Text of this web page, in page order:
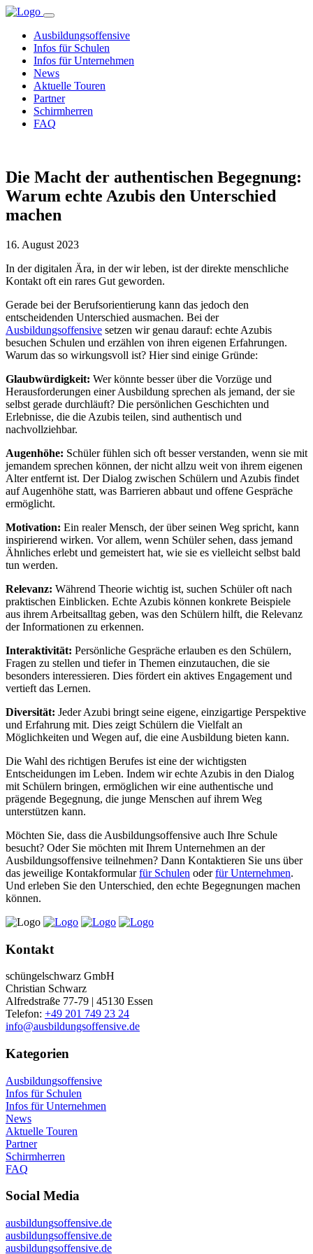
Ausbildungsoffensive
Infos für Schulen
Infos für Unternehmen
News
Aktuelle Touren
Partner
Schirmherren
FAQ
Die Macht der authentischen Begegnung:
Warum echte Azubis den Unterschied
machen
16. August 2023
In der digitalen Ära, in der wir leben, ist der direkte menschliche
Kontakt oft ein rares Gut geworden.
Gerade bei der Berufsorientierung kann das jedoch den
entscheidenden Unterschied ausmachen. Bei der
Ausbildungsoffensive setzen wir genau darauf: echte Azubis
besuchen Schulen und erzählen von ihren eigenen Erfahrungen.
Warum das so wirkungsvoll ist? Hier sind einige Gründe:
Glaubwürdigkeit: Wer könnte besser über die Vorzüge und
Herausforderungen einer Ausbildung sprechen als jemand, der sie
selbst gerade durchläuft? Die persönlichen Geschichten und
Erlebnisse, die die Azubis teilen, sind authentisch und
nachvollziehbar.
Augenhöhe: Schüler fühlen sich oft besser verstanden, wenn sie mit
jemandem sprechen können, der nicht allzu weit von ihrem eigenen
Alter entfernt ist. Der Dialog zwischen Schülern und Azubis findet
auf Augenhöhe statt, was Barrieren abbaut und offene Gespräche
ermöglicht.
Motivation: Ein realer Mensch, der über seinen Weg spricht, kann
inspirierend wirken. Vor allem, wenn Schüler sehen, dass jemand
Ähnliches erlebt und gemeistert hat, wie sie es vielleicht selbst bald
tun werden.
Relevanz: Während Theorie wichtig ist, suchen Schüler oft nach
praktischen Einblicken. Echte Azubis können konkrete Beispiele
aus ihrem Arbeitsalltag geben, was den Schülern hilft, die Relevanz
der Informationen zu erkennen.
Interaktivität: Persönliche Gespräche erlauben es den Schülern,
Fragen zu stellen und tiefer in Themen einzutauchen, die sie
besonders interessieren. Dies fördert ein aktives Engagement und
vertieft das Lernen.
Diversität: Jeder Azubi bringt seine eigene, einzigartige Perspektive
und Erfahrung mit. Dies zeigt Schülern die Vielfalt an
Möglichkeiten und Wegen auf, die eine Ausbildung bieten kann.
Die Wahl des richtigen Berufes ist eine der wichtigsten
Entscheidungen im Leben. Indem wir echte Azubis in den Dialog
mit Schülern bringen, ermöglichen wir eine authentische und
prägende Begegnung, die junge Menschen auf ihrem Weg
unterstützen kann.
Möchten Sie, dass die Ausbildungsoffensive auch Ihre Schule
besucht? Oder Sie möchten mit Ihrem Unternehmen an der
Ausbildungsoffensive teilnehmen? Dann Kontaktieren Sie uns über
das jeweilige Kontakformularfür Schulen oderfür Unternehmen.
Und erleben Sie den Unterschied, den echte Begegnungen machen
können.
Kontakt
schüngelschwarz GmbH
Christian Schwarz
Alfredstraße 77-79 | 45130 Essen
Telefon: +49 201 749 23 24
info@ausbildungsoffensive.de
Kategorien
Ausbildungsoffensive
Infos für Schulen
Infos für Unternehmen
News
Aktuelle Touren
Partner
Schirmherren
FAQ
Social Media
ausbildungsoffensive.de
ausbildungsoffensive.de
ausbildungsoffensive.de